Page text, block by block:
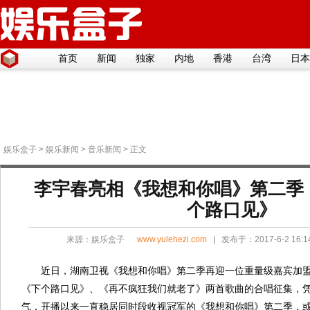
首页 新闻 独家 内地 香港 台湾 日本
娱乐盒子 > 娱乐新闻 > 音乐新闻 > 正文
李宇春亮相《我想和你唱》第二
个路口见》
来源： 娱乐盒子 www.yulehezi.com | 发布于：2017-6-2
近日，湖南卫视《我想和你唱》第二季再迎一位重量级嘉宾加
《下个路口见》、《再不疯狂我们就老了》两首歌曲的合唱征集，
气，开播以来一直稳居同时段收视冠军的《我想和你唱》第二季，